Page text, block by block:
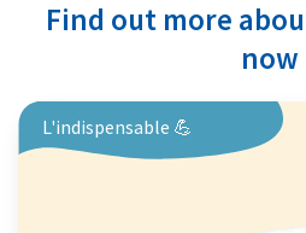
Find out more
now
L'indispensable 💪